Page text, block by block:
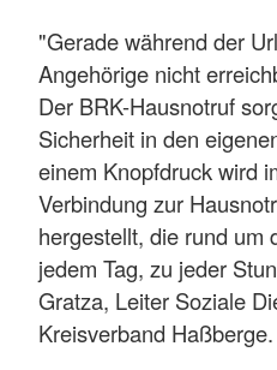
"Gerade während der
Angehörige nicht
Der BRK-Hausnotruf
Sicherheit in den
einem Knopfdruck wird
Verbindung zur
hergestellt, die rund um
jedem Tag, zu jeder
Gratza, Leiter Soziale
Kreisverband Haßberge.